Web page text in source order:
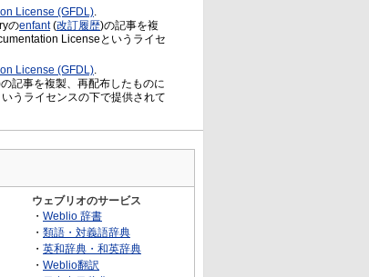
License (GFDL).
のenfant(改訂履歴)の記事を複
Licenseというライセ
License (GFDL).
記事を複製、再配布したものに
うライセンスの下で提供されて
ウェブリオのサービス
・ Weblio 辞書
・ 類語・対義語辞典
・ 英和辞典・和英辞典
・ Weblio翻訳